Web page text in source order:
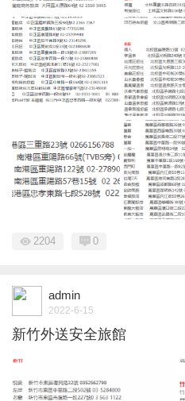
2204 0
admin
2022-6-15
新竹外送安全旅館